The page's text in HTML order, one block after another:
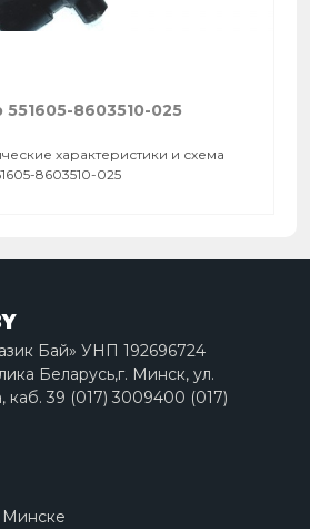
8603510-025
характеристики и схема
8603510-025
Бай» УНП 192696724
Беларусь,г. Минск, ул.
каб. 39 (017) 3009400 (017)
Минске